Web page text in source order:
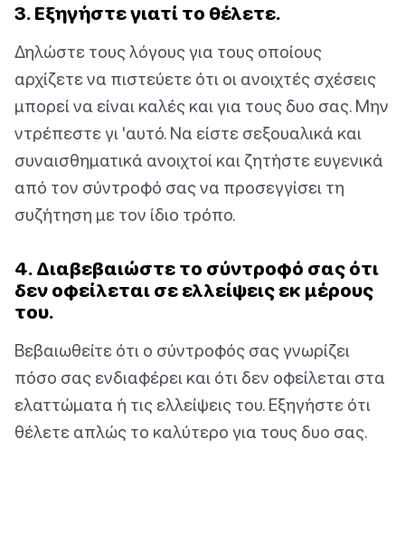
3. Εξηγήστε γιατί το θέλετε.
Δηλώστε τους λόγους για τους οποίους
αρχίζετε να πιστεύετε ότι οι ανοιχτές σχέσεις
μπορεί να είναι καλές και για τους δυο σας. Μην
ντρέπεστε γι 'αυτό. Να είστε σεξουαλικά και
συναισθηματικά ανοιχτοί και ζητήστε ευγενικά
από τον σύντροφό σας να προσεγγίσει τη
συζήτηση με τον ίδιο τρόπο.
4. Διαβεβαιώστε το σύντροφό σας ότι
δεν οφείλεται σε ελλείψεις εκ μέρους
του.
Βεβαιωθείτε ότι ο σύντροφός σας γνωρίζει
πόσο σας ενδιαφέρει και ότι δεν οφείλεται στα
ελαττώματα ή τις ελλείψεις του. Εξηγήστε ότι
θέλετε απλώς το καλύτερο για τους δυο σας.